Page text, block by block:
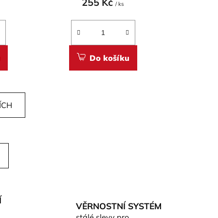
/ ks
Do košíku
VĚRNOSTNÍ SYSTÉM